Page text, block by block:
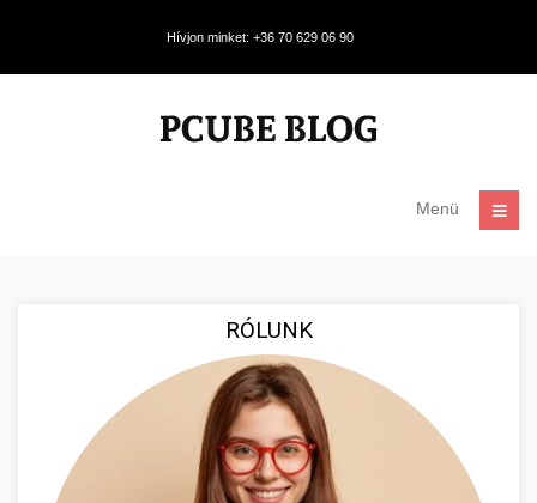
Hívjon minket: +36 70 629 06 90
Menü
RÓLUNK